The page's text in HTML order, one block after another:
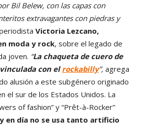
Bil Belew, con las capas con
extravagantes con piedras y
Victoria Lezcano,
moda y rock, sobre el legado de
joven. “La chaqueta de cuero de
con el rockabilly”, agrega
alusión a este subgénero originado
el sur de los Estados Unidos. La
of fashion” y “Prêt-à-Rocker”
en día no se usa tanto artificio